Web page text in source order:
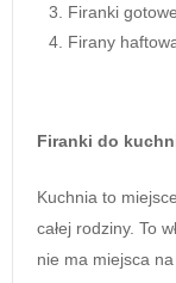
Firanki
Firany
Firanki do
Kuchnia to
całej rodziny. To
nie ma miejsca